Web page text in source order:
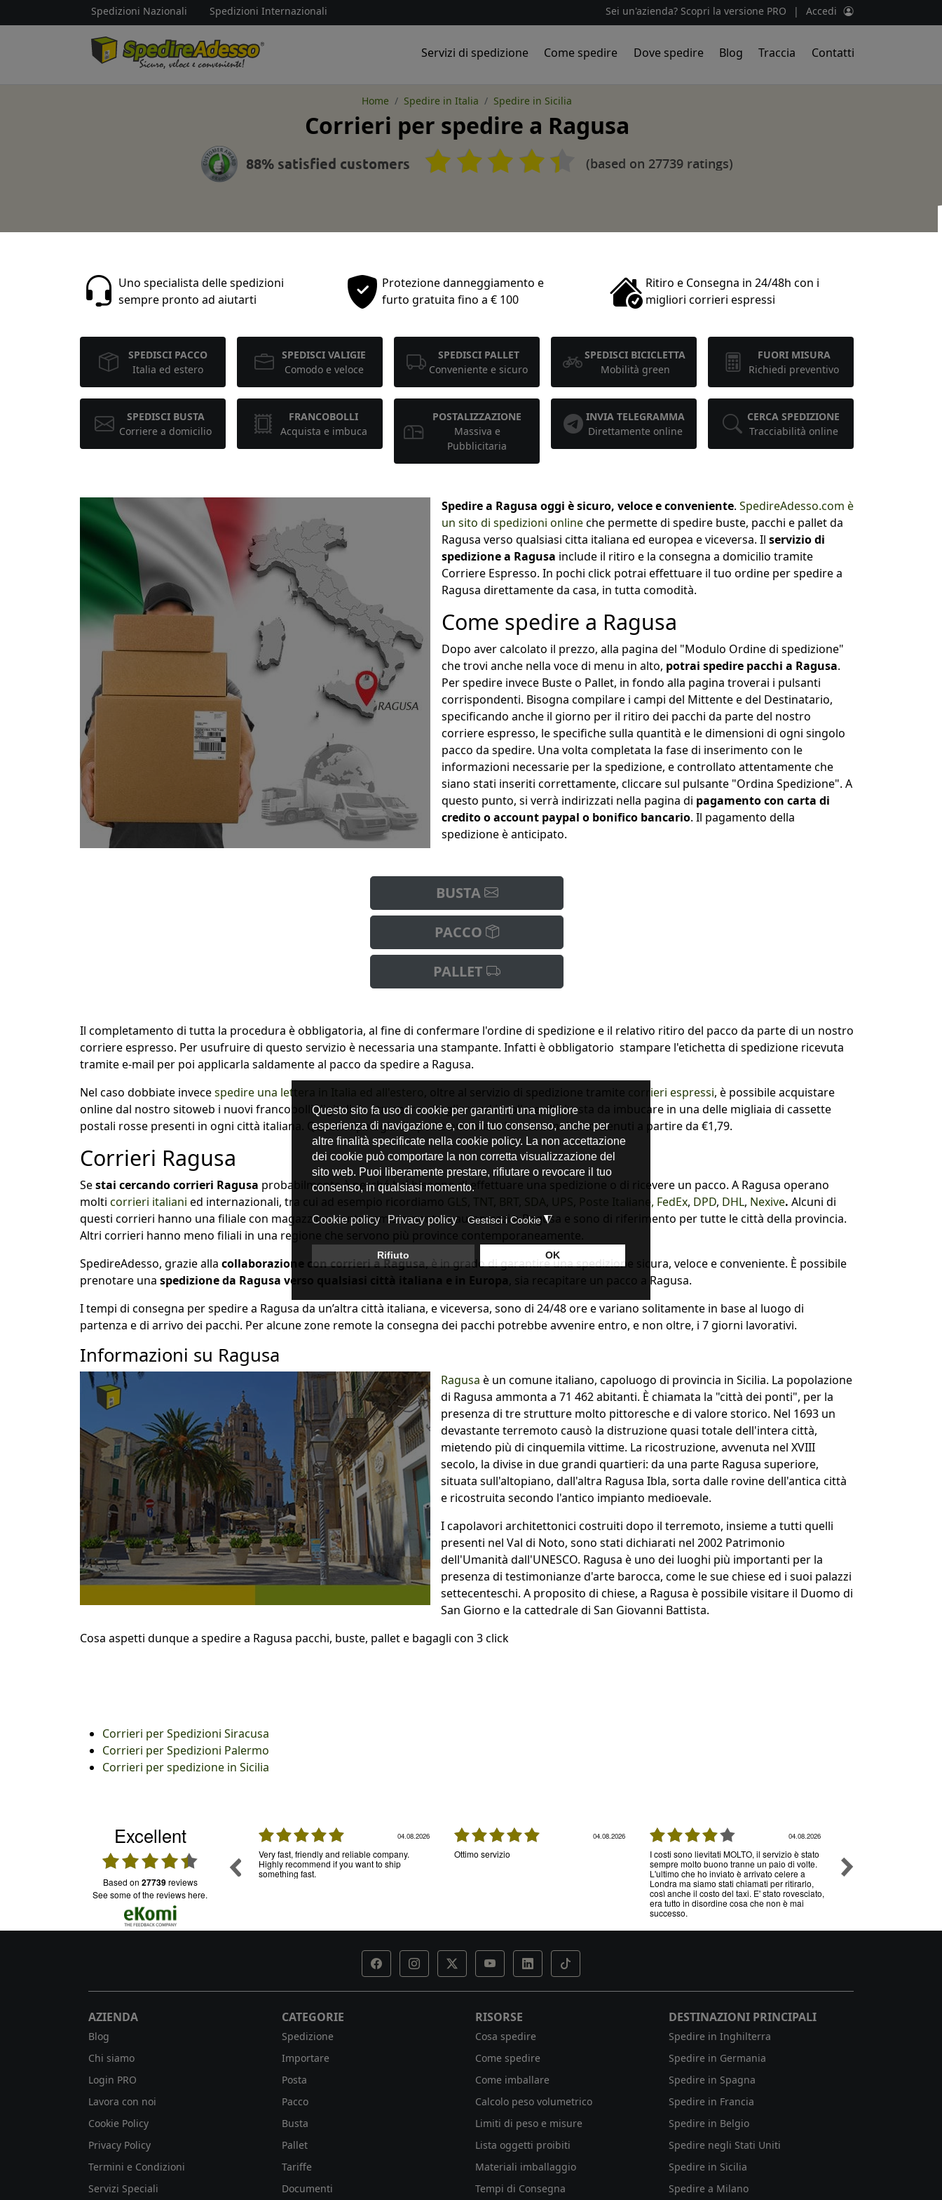
Spedizioni Nazionali Spedizioni Internazionali Sei un'azienda? Scopri la versione PRO | Accedi
Servizi di spedizione Come spedire Dove spedire Blog Traccia Contatti
Home Spedire in Italia Spedire in Sicilia
Corrieri per spedire a Ragusa
88% satisfied customers (based on 27739 ratings)
Uno specialista delle spedizioni
sempre pronto ad aiutarti
Protezione danneggiamento e
furto gratuita fino a € 100
Ritiro e Consegna in 24/48h con i
migliori corrieri espressi
SPEDISCI PACCO
Italia ed estero
SPEDISCI VALIGIE
Comodo e veloce
SPEDISCI PALLET
Conveniente e sicuro
SPEDISCI BICICLETTA
Mobilità green
FUORI MISURA
Richiedi preventivo
SPEDISCI BUSTA
Corriere a domicilio
FRANCOBOLLI
Acquista e imbuca
POSTALIZZAZIONE
Massiva e
Pubblicitaria
INVIA TELEGRAMMA
Direttamente online
CERCA SPEDIZIONE
Tracciabilità online
Spedire a Ragusa oggi è sicuro, veloce e conveniente. SpedireAdesso.com è
un sito di spedizioni onlineche permette di spedire buste, pacchi e pallet da
Ragusa verso qualsiasi citta italiana ed europea e viceversa. Il servizio di
spedizione a Ragusa include il ritiro e la consegna a domicilio tramite
Corriere Espresso. In pochi click potrai effettuare il tuo ordine per spedire a
Ragusa direttamente da casa, in tutta comodità.
Come spedire a Ragusa
Dopo aver calcolato il prezzo, alla pagina del "Modulo Ordine di spedizione"
che trovi anche nella voce di menu in alto, potrai spedire pacchi a Ragusa.
Per spedire invece Buste o Pallet, in fondo alla pagina troverai i pulsanti
corrispondenti. Bisogna compilare i campi del Mittente e del Destinatario,
specificando anche il giorno per il ritiro dei pacchi da parte del nostro
corriere espresso, le specifiche sulla quantità e le dimensioni di ogni singolo
pacco da spedire. Una volta completata la fase di inserimento con le
informazioni necessarie per la spedizione, e controllato attentamente che
siano stati inseriti correttamente, cliccare sul pulsante "Ordina Spedizione". A
questo punto, si verrà indirizzati nella pagina di pagamento con carta di
credito o account paypal o bonifico bancario. Il pagamento della
spedizione è anticipato.
BUSTA
PACCO
PALLET
Il completamento di tutta la procedura è obbligatoria, al fine di confermare l'ordine di spedizione e il relativo ritiro del pacco da parte di un nostro
corriere espresso. Per usufruire di questo servizio è necessaria una stampante. Infatti è obbligatorio stampare l'etichetta di spedizione ricevuta
tramite e-mail per poi applicarla saldamente al pacco da spedire a Ragusa.
Nel caso dobbiate invecespedire una lettera in Italia ed all'estero, oltre al servizio di spedizione tramite corrieri espressi, è possibile acquistare
online dal nostro sitoweb i nuovi francobolli digitali da stampare, ritagliare ed incollare alla busta da imbucare in una delle migliaia di cassette
postali rosse presenti in ogni città italiana. Questo tipologia dispedizione bustaha costi molto contenuti a partire da €1,79.
Corrieri Ragusa
Sestai cercando corrieri Ragusa probabilmente è perché hai bisogno di effettuare una spedizione o di ricevere un pacco. A Ragusa operano
molti corrieri italiani ed internazionali, tra cui ad esempio ricordiamo GLS, TNT, BRT, SDA, UPS, Poste Italiane, FedEx, DPD, DHL, Nexive. Alcuni di
questi corrieri hanno una filiale con magazzino, centro smistamento e automezzi a Ragusa e sono di riferimento per tutte le città della provincia.
Altri corrieri hanno meno filiali in una regione che servono più province contemporaneamente.
SpedireAdesso, grazie alla collaborazione con corrieri a Ragusa, è in grado di garantire una spedizione sicura, veloce e conveniente. È possibile
prenotare una spedizione da Ragusa verso qualsiasi città italiana e in Europa, sia recapitare un pacco a Ragusa.
I tempi di consegna per spedire a Ragusa da un’altra città italiana, e viceversa, sono di 24/48 ore e variano solitamente in base al luogo di
partenza e di arrivo dei pacchi. Per alcune zone remote la consegna dei pacchi potrebbe avvenire entro, e non oltre, i 7 giorni lavorativi.
Informazioni su Ragusa
Ragusa è un comune italiano, capoluogo di provincia in Sicilia. La popolazione
di Ragusa ammonta a 71 462 abitanti. È chiamata la "città dei ponti", per la
presenza di tre strutture molto pittoresche e di valore storico. Nel 1693 un
devastante terremoto causò la distruzione quasi totale dell'intera città,
mietendo più di cinquemila vittime. La ricostruzione, avvenuta nel XVIII
secolo, la divise in due grandi quartieri: da una parte Ragusa superiore,
situata sull'altopiano, dall'altra Ragusa Ibla, sorta dalle rovine dell'antica città
e ricostruita secondo l'antico impianto medioevale.
I capolavori architettonici costruiti dopo il terremoto, insieme a tutti quelli
presenti nel Val di Noto, sono stati dichiarati nel 2002 Patrimonio
dell'Umanità dall'UNESCO. Ragusa è uno dei luoghi più importanti per la
presenza di testimonianze d'arte barocca, come le sue chiese ed i suoi palazzi
settecenteschi. A proposito di chiese, a Ragusa è possibile visitare il Duomo di
San Giorno e la cattedrale di San Giovanni Battista.
Cosa aspetti dunque a spedire a Ragusa pacchi, buste, pallet e bagagli con 3 click
Corrieri per Spedizioni Siracusa
Corrieri per Spedizioni Palermo
Corrieri per spedizione in Sicilia
Excellent
based on 27739reviews
see some of the reviews here.
Una garanzia. Ho usato già tante volte questo
servizio e mi sono trovata molto bene.
Puntuali e trasparenti. Assistenza: funziona e
il personale è cordiale
04.08.2026
Very fast, friendly and reliable company.
Highly recommend if you want to ship
something fast.
04.08.2026
Ottimo servizio
04.08.2026
I costi sono lievitati MOLTO, il servizio è stato
sempre molto buono tranne un paio di volte.
L'ultimo che ho inviato è arrivato celere a
Londra ma siamo stati chiamati per ritirarlo,
così anche il costo del taxi. E' stato rovesciato,
era tutto in disordine cosa che non è mai
successo.
senza nessun problema
volte che utilizzo il loro
AZIENDA
Blog
Chi siamo
Login PRO
Lavora con noi
Cookie Policy
Privacy Policy
Termini e Condizioni
Servizi Speciali
CATEGORIE
Spedizione
Importare
Posta
Pacco
Busta
Pallet
Tariffe
Documenti
RISORSE
Cosa spedire
Come spedire
Come imballare
Calcolo peso volumetrico
Limiti di peso e misure
Lista oggetti proibiti
Materiali imballaggio
Tempi di Consegna
DESTINAZIONI PRINCIPALI
Spedire in Inghilterra
Spedire in Germania
Spedire in Spagna
Spedire in Francia
Spedire in Belgio
Spedire negli Stati Uniti
Spedire in Sicilia
Spedire a Milano